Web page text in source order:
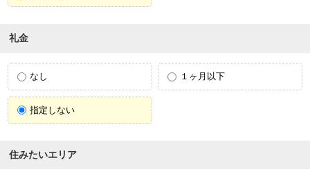
礼金
なし １ヶ月以下
指定しない
住みたいエリア